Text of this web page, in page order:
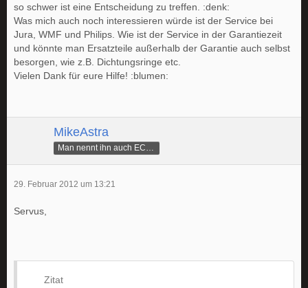
so schwer ist eine Entscheidung zu treffen. :denk:
Was mich auch noch interessieren würde ist der Service bei
Jura, WMF und Philips. Wie ist der Service in der Garantiezeit
und könnte man Ersatzteile außerhalb der Garantie auch selbst
besorgen, wie z.B. Dichtungsringe etc.
Vielen Dank für eure Hilfe! :blumen:
MikeAstra
Man nennt ihn auch ECAMike
29. Februar 2012 um 13:21
Servus,
Zitat